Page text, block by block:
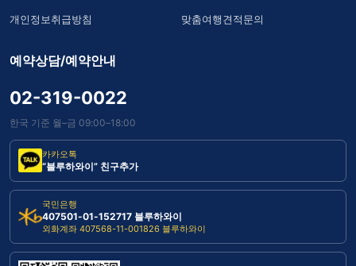
개인정보취급방침 맞춤여행견적문의
예약상담/예약안내
02-319-0022
한국 기준 월–금 09:00–18:00
카카오톡
“블루하와이” 친구추가
국민은행
407501-01-152717 블루하와이
외화계좌 407568-11-001826 블루하와이